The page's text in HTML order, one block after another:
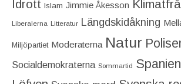
Idrott Islam Jimmie Åkesson
Liberalerna Litteratur Längdskidåkning
Miljöpartiet Moderaterna Natur
Socialdemokraterna Sommartid Spanien